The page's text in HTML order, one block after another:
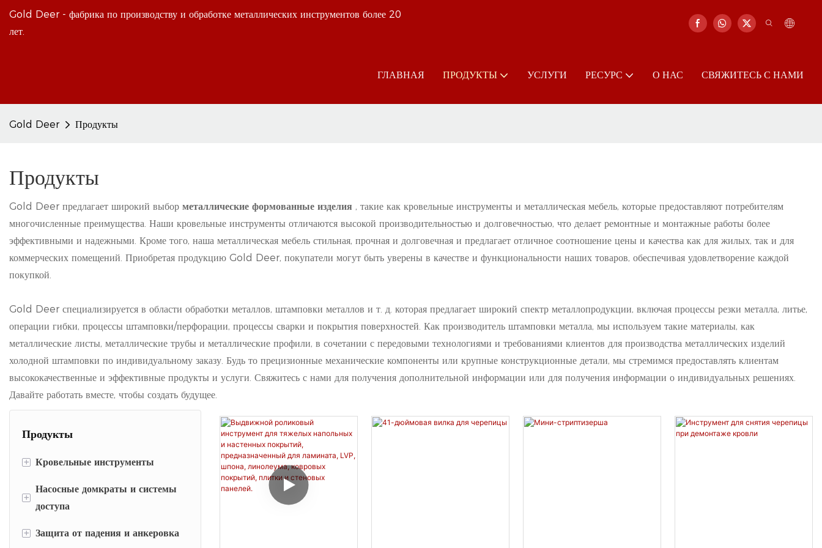
Gold Deer - фабрика по производству и обработке металлических инструментов более 20
лет.
ГЛАВНАЯ ПРОДУКТЫ УСЛУГИ РЕСУРС О НАС СВЯЖИТЕСЬ С НАМИ
Gold Deer Продукты
Продукты
Gold Deer предлагает широкий выбор металлические формованные изделия , такие как кровельные инструменты и металлическая мебель, которые предоставляют потребителям
многочисленные преимущества. Наши кровельные инструменты отличаются высокой производительностью и долговечностью, что делает ремонтные и монтажные работы более
эффективными и надежными. Кроме того, наша металлическая мебель стильная, прочная и долговечная и предлагает отличное соотношение цены и качества как для жилых, так и для
коммерческих помещений. Приобретая продукцию Gold Deer, покупатели могут быть уверены в качестве и функциональности наших товаров, обеспечивая удовлетворение каждой
покупкой.
Gold Deer специализируется в области обработки металлов, штамповки металлов и т. д. которая предлагает широкий спектр металлопродукции, включая процессы резки металла, литье,
операции гибки, процессы штамповки/перфорации, процессы сварки и покрытия поверхностей. Как производитель штамповки металла, мы используем такие материалы, как
металлические листы, металлические трубы и металлические профили, в сочетании с передовыми технологиями и требованиями клиентов для производства металлических изделий
холодной штамповки по индивидуальному заказу. Будь то прецизионные механические компоненты или крупные конструкционные детали, мы стремимся предоставлять клиентам
высококачественные и эффективные продукты и услуги. Свяжитесь с нами для получения дополнительной информации или для получения информации о индивидуальных решениях.
Давайте работать вместе, чтобы создать будущее.
Продукты
+ Кровельные инструменты
Демонтаж черепицы и
кровельные скребки
Кровельные кронштейны и
+
Насосные домкраты и системы
доступа
Насосные системы
+ Защита от падения и анкеровка